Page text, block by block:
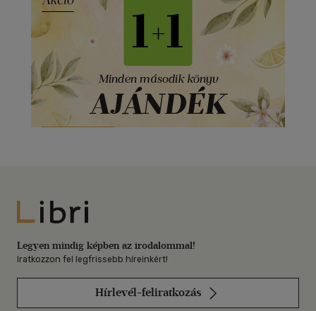
Libri
Legyen mindig képben az irodalommal!
Iratkozzon fel legfrissebb híreinkért!
Hírlevél-feliratkozás